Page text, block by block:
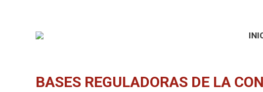
BASES REGULADORAS DE LA